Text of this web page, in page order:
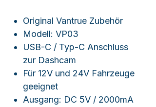
Original Vantrue Zubehör
Modell: VP03
USB-C / Typ-C Anschluss
zur Dashcam
Für 12V und 24V Fahrzeuge
geeignet
Ausgang: DC 5V / 2000mA